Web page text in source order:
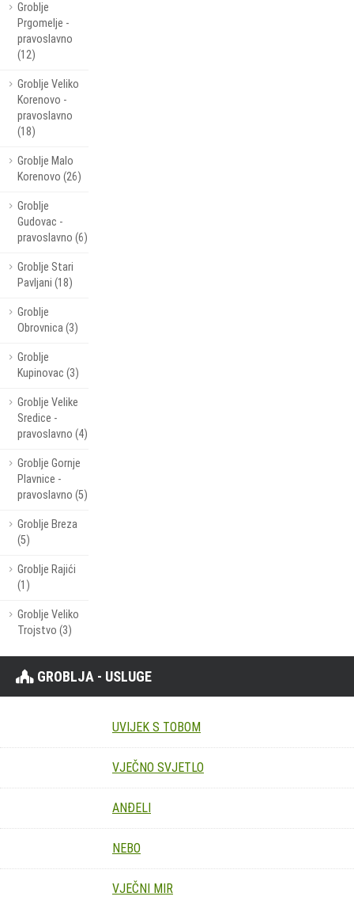
Groblje
Prgomelje -
pravoslavno
(12)
Groblje Veliko
Korenovo -
pravoslavno
(18)
Groblje Malo
Korenovo (26)
Groblje
Gudovac -
pravoslavno (6)
Groblje Stari
Pavljani (18)
Groblje
Obrovnica (3)
Groblje
Kupinovac (3)
Groblje Velike
Sredice -
pravoslavno (4)
Groblje Gornje
Plavnice -
pravoslavno (5)
Groblje Breza
(5)
Groblje Rajići
(1)
Groblje Veliko
Trojstvo (3)
GROBLJA - USLUGE
UVIJEK S TOBOM
VJEČNO SVJETLO
ANĐELI
NEBO
VJEČNI MIR